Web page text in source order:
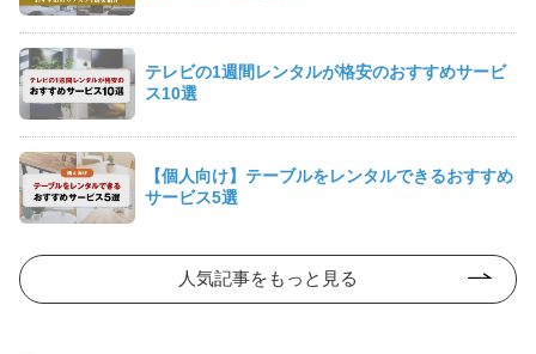
テレビの1週間レンタルが格安のおすすめサービ
ス10選
【個人向け】テーブルをレンタルできるおすすめ
サービス5選
人気記事をもっと見る